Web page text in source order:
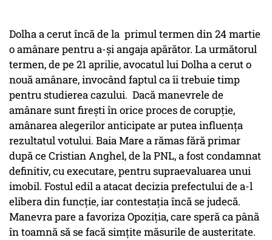
Dolha a cerut încă de la primul termen din 24 martie
o amânare pentru a-şi angaja apărător. La următorul
termen, de pe 21 aprilie, avocatul lui Dolha a cerut o
nouă amânare, invocând faptul ca îi trebuie timp
pentru studierea cazului. Dacă manevrele de
amânare sunt firești în orice proces de corupție,
amânarea alegerilor anticipate ar putea influența
rezultatul votului. Baia Mare a rămas fără primar
după ce Cristian Anghel, de la PNL, a fost condamnat
definitiv, cu executare, pentru supraevaluarea unui
imobil. Fostul edil a atacat decizia prefectului de a-l
elibera din funcție, iar contestația încă se judecă.
Manevra pare a favoriza Opoziția, care speră ca până
în toamnă să se facă simțite măsurile de austeritate.